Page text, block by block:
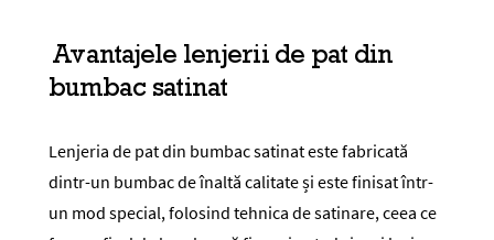
Avantajele lenjerii de pat din
bumbac satinat
Lenjeria de pat din bumbac satinat este fabricată
dintr-un bumbac de înaltă calitate și este finisat într-
un mod special, folosind tehnica de satinare, ceea ce